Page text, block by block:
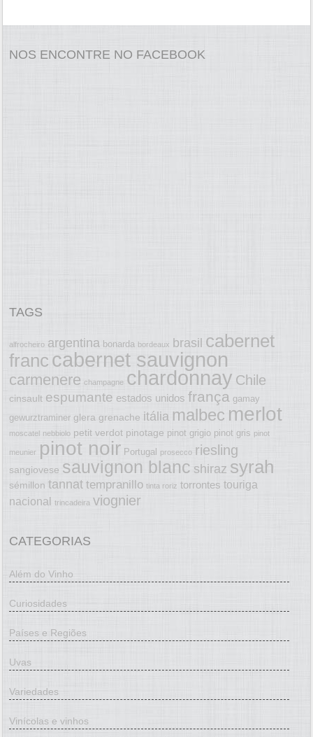
NOS ENCONTRE NO FACEBOOK
TAGS
alfrocheiro argentina bonarda bordeaux brasil cabernet
franc cabernet sauvignon
carmenere champagne chardonnay Chile
cinsault espumante estados unidos frança gamay
gewurztraminer glera grenache itália malbec merlot
moscatel nebbiolo petit verdot pinotage pinot grigio pinot gris pinot
meunier pinot noir Portugal prosecco riesling
sangiovese sauvignon blanc shiraz syrah
sémillon tannat tempranillo tinta roriz torrontes touriga
nacional trincadeira viognier
CATEGORIAS
Além do Vinho
Curiosidades
Países e Regiões
Uvas
Variedades
Vinícolas e vinhos